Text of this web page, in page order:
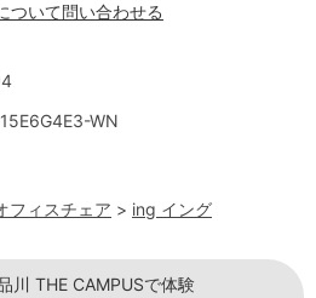
WN
フィスチェア > ing イング
ついて問い合わせる
川 THE CAMPUSで体験